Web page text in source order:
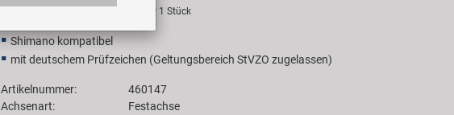
Unverbindliche Preisempfehlung für 1 Stück
Shimano kompatibel
mit deutschem Prüfzeichen (Geltungsbereich StVZO zugelassen)
Artikelnummer:
460147
Achsenart:
Festachse